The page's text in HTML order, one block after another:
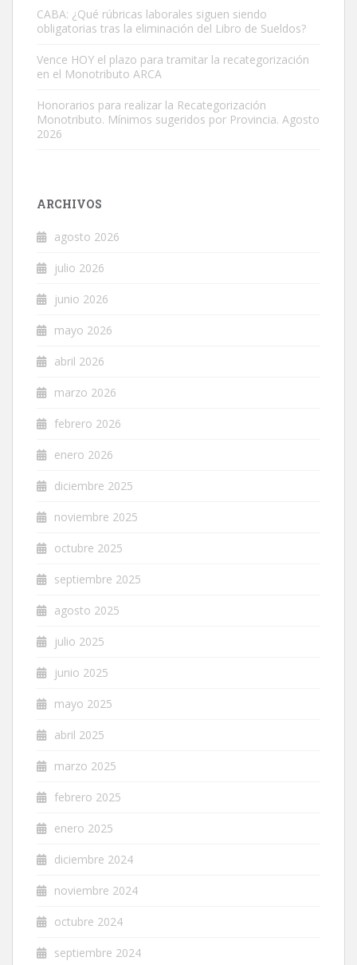
CABA: ¿Qué rúbricas laborales siguen siendo
obligatorias tras la eliminación del Libro de Sueldos?
Vence HOY el plazo para tramitar la recategorización
en el Monotributo ARCA
Honorarios para realizar la Recategorización
Monotributo. Mínimos sugeridos por Provincia. Agosto
2026
ARCHIVOS
agosto 2026
julio 2026
junio 2026
mayo 2026
abril 2026
marzo 2026
febrero 2026
enero 2026
diciembre 2025
noviembre 2025
octubre 2025
septiembre 2025
agosto 2025
julio 2025
junio 2025
mayo 2025
abril 2025
marzo 2025
febrero 2025
enero 2025
diciembre 2024
noviembre 2024
octubre 2024
septiembre 2024